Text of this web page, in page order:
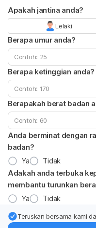
Apakah jantina anda?
Lelaki
Berapa umur anda?
Berapa ketinggian anda?
Berapakah berat badan
Anda berminat dengan
badan?
Ya
Tidak
Adakah anda terbuka
membantu turunkan
Ya
Tidak
Teruskan bersama kami